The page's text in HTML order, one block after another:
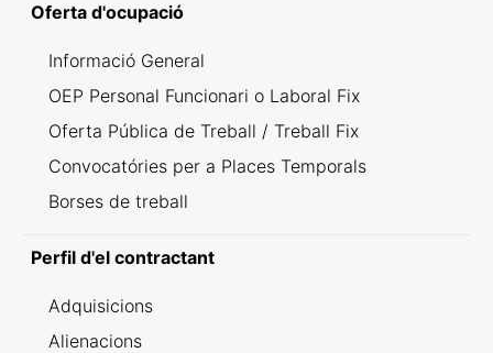
Oferta d'ocupació
Informació General
OEP Personal Funcionari o Laboral Fix
Oferta Pública de Treball / Treball Fix
Convocatóries per a Places Temporals
Borses de treball
Perfil d'el contractant
Adquisicions
Alienacions